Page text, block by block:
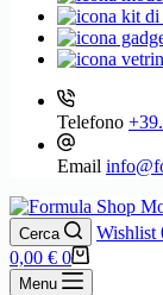
Telefono
Email
Cerca Wishlist
Carrello
0,00 € 0
Menu